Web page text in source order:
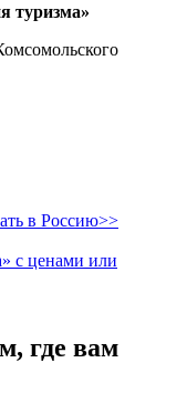
туризма»
в Россию>>
с ценами или
где вам